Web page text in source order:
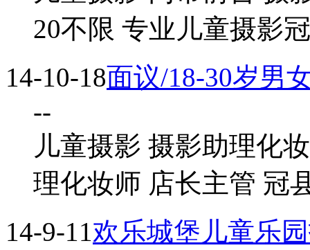
20不限 专业儿童摄影
14-10-18面议/18-30岁男
--
儿童摄影 摄影助理化
理化妆师 店长主管 冠
14-9-11欢乐城堡儿童乐